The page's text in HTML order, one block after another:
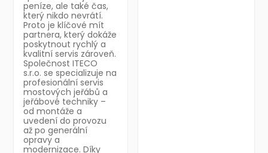
peníze, ale také čas,
který nikdo nevrátí.
Proto je klíčové mít
partnera, který dokáže
poskytnout rychlý a
kvalitní servis zároveň.
Společnost ITECO
s.r.o. se specializuje na
profesionální servis
mostových jeřábů a
jeřábové techniky –
od montáže a
uvedení do provozu
až po generální
opravy a
modernizace. Díky